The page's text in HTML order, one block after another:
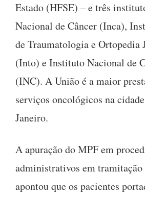
Estado (HFSE) – e três
Nacional de Câncer (Inca),
de Traumatologia e Ortopedia
(Into) e Instituto Nacional de
(INC). A União é a maior
serviços oncológicos na
Janeiro.
A apuração do MPF em
administrativos em tramitação
apontou que os pacientes